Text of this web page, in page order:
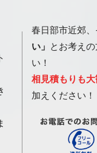
春日部市近郊
い」
とお考え
い！
相見積もりも大
加えください！